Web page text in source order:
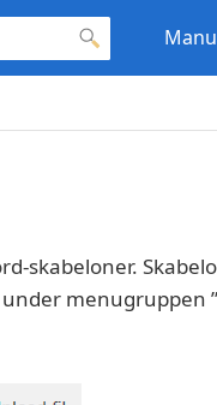
skabeloner.
under menugruppen